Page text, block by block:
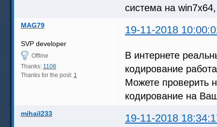
система на
MAG79 19-11-2018
SVP developer
Offline
Thanks: 1108
Thanks for the post: 1
В интернете
кодирование
Можете проверить
кодирование на
mihail233 19-11-2018